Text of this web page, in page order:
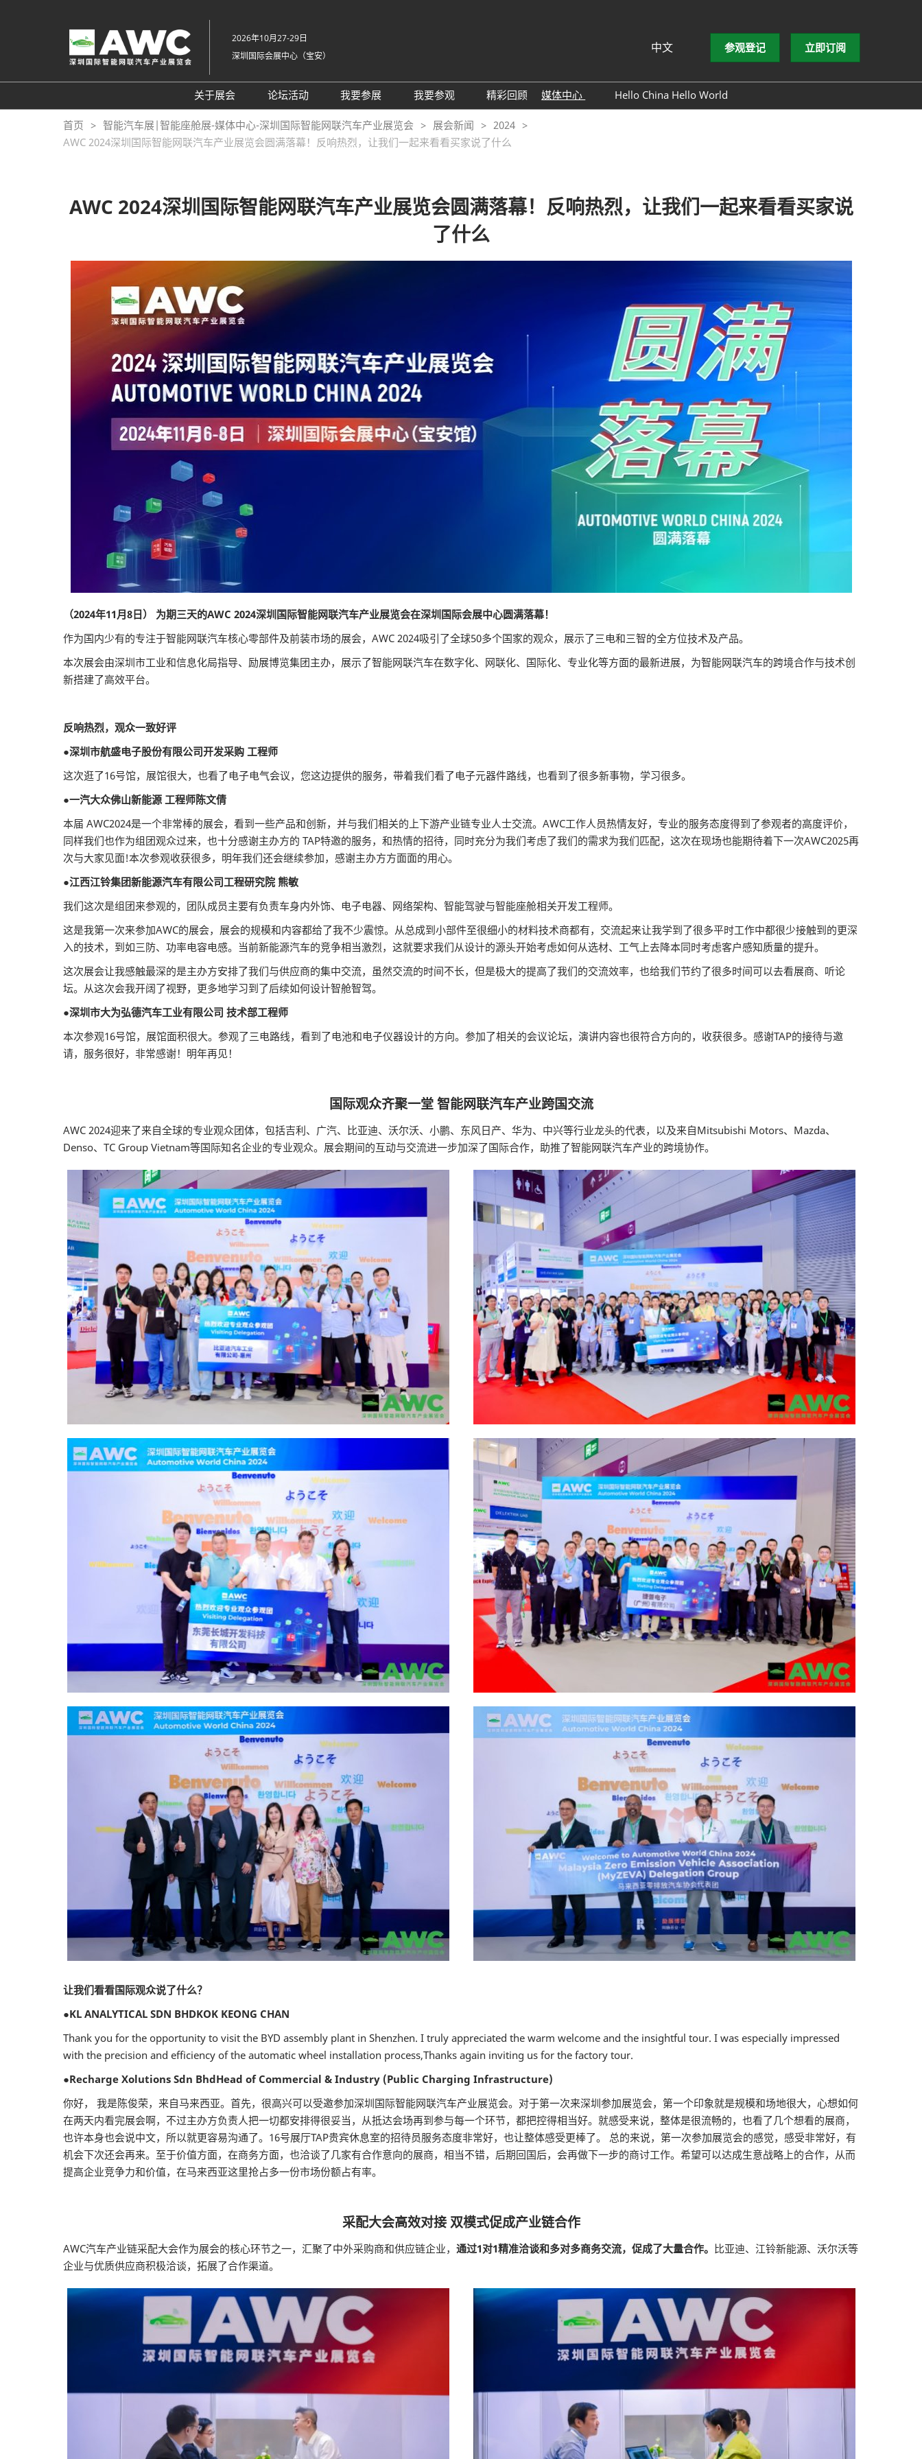
跳
转
容
2026年10月27-29日
深圳国际会展中心（宝安）
中文
English
Tiếng Việt
参观登记 立即订阅
关于展会
组织架构
展会概览
展馆平面图
交通住宿
论坛活动
2025同期会议活动
2024精彩回顾
我要参展
AWC参展申请
2026亮点展区
为何参展
观众范围
展商增值服务CMO
我要参观
参观预登记
为何参观
特邀买家
商务配对
观众增值服务
展商名录
精彩回顾
媒体中心
合作媒体
Hello China Hello World
首页 智能汽车展|智能座舱展-媒体中心-深圳国际智能网联汽车产业展览会 展会新闻
2024
AWC 2024深圳国际智能网联汽车产业展览会圆满落幕！反响热烈，让我们一起来看看买家说了什么
AWC 2024深圳国际智能网联汽车产业展览会圆满落幕！反响热烈，让我们一起来看看买家说
了什么
（2024年11月8日） 为期三天的AWC 2024深圳国际智能网联汽车产业展览会在深圳国际会展中心圆满落幕！
作为国内少有的专注于智能网联汽车核心零部件及前装市场的展会，AWC 2024吸引了全球50多个国家的观众，展示了三电和三智的全方位技术及产品。
本次展会由深圳市工业和信息化局指导、励展博览集团主办，展示了智能网联汽车在数字化、网联化、国际化、专业化等方面的最新进展，为智能网联汽车的跨境合作与技术创
新搭建了高效平台。
反响热烈，观众一致好评
●深圳市航盛电子股份有限公司开发采购 工程师
这次逛了16号馆，展馆很大，也看了电子电气会议，您这边提供的服务，带着我们看了电子元器件路线，也看到了很多新事物，学习很多。
●一汽大众佛山新能源 工程师陈文倩
本届 AWC2024是一个非常棒的展会，看到一些产品和创新，并与我们相关的上下游产业链专业人士交流。AWC工作人员热情友好，专业的服务态度得到了参观者的高度评价，
同样我们也作为组团观众过来，也十分感谢主办方的 TAP特邀的服务，和热情的招待，同时充分为我们考虑了我们的需求为我们匹配，这次在现场也能期待着下一次AWC2025再
次与大家见面!本次参观收获很多，明年我们还会继续参加，感谢主办方方面面的用心。
●江西江铃集团新能源汽车有限公司工程研究院 熊敏
我们这次是组团来参观的，团队成员主要有负责车身内外饰、电子电器、网络架构、智能驾驶与智能座舱相关开发工程师。
这是我第一次来参加AWC的展会，展会的规模和内容都给了我不少震惊。从总成到小部件至很细小的材料技术商都有，交流起来让我学到了很多平时工作中都很少接触到的更深
入的技术，到如三防、功率电容电感。当前新能源汽车的竞争相当激烈，这就要求我们从设计的源头开始考虑如何从选材、工气上去降本同时考虑客户感知质量的提升。
这次展会让我感触最深的是主办方安排了我们与供应商的集中交流，虽然交流的时间不长，但是极大的提高了我们的交流效率，也给我们节约了很多时间可以去看展商、听论
坛。从这次会我开阔了视野，更多地学习到了后续如何设计智舱智驾。
●深圳市大为弘德汽车工业有限公司 技术部工程师
本次参观16号馆，展馆面积很大。参观了三电路线，看到了电池和电子仪器设计的方向。参加了相关的会议论坛，演讲内容也很符合方向的，收获很多。感谢TAP的接待与邀
请，服务很好，非常感谢！明年再见！
国际观众齐聚一堂 智能网联汽车产业跨国交流
AWC 2024迎来了来自全球的专业观众团体，包括吉利、广汽、比亚迪、沃尔沃、小鹏、东风日产、华为、中兴等行业龙头的代表，以及来自Mitsubishi Motors、Mazda、
Denso、TC Group Vietnam等国际知名企业的专业观众。展会期间的互动与交流进一步加深了国际合作，助推了智能网联汽车产业的跨境协作。
让我们看看国际观众说了什么？
●KL ANALYTICAL SDN BHDKOK KEONG CHAN
Thank you for the opportunity to visit the BYD assembly plant in Shenzhen. I truly appreciated the warm welcome and the insightful tour. I was especially impressed
with the precision and efficiency of the automatic wheel installation process,Thanks again inviting us for the factory tour.
●Recharge Xolutions Sdn BhdHead of Commercial & Industry (Public Charging Infrastructure)
你好， 我是陈俊荣，来自马来西亚。首先，很高兴可以受邀参加深圳国际智能网联汽车产业展览会。对于第一次来深圳参加展览会，第一个印象就是规模和场地很大，心想如何
在两天内看完展会啊，不过主办方负责人把一切都安排得很妥当，从抵达会场再到参与每一个环节，都把控得相当好。就感受来说，整体是很流畅的，也看了几个想看的展商，
也许本身也会说中文，所以就更容易沟通了。16号展厅TAP贵宾休息室的招待员服务态度非常好，也让整体感受更棒了。 总的来说，第一次参加展览会的感觉，感受非常好，有
机会下次还会再来。至于价值方面，在商务方面，也洽谈了几家有合作意向的展商，相当不错，后期回国后，会再做下一步的商讨工作。希望可以达成生意战略上的合作，从而
提高企业竞争力和价值，在马来西亚这里抢占多一份市场份额占有率。
采配大会高效对接 双模式促成产业链合作
AWC汽车产业链采配大会作为展会的核心环节之一，汇聚了中外采购商和供应链企业， 通过1对1精准洽谈和多对多商务交流，促成了大量合作。 比亚迪、江铃新能源、沃尔沃等
企业与优质供应商积极洽谈，拓展了合作渠道。